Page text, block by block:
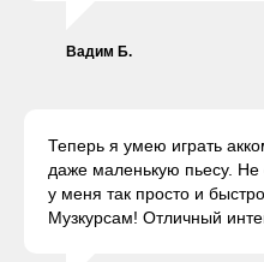
Вадим Б.
Теперь я умею играть
даже маленькую пьесу. Не
у меня так просто и
Музкурсам! Отличный